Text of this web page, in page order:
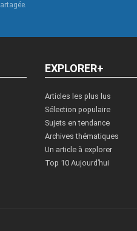
EXPLORER+
Articles les plus lus
Sélection populaire
Sujets en tendance
Archives thématiques
Un article à explorer
Top 10 Aujourd’hui